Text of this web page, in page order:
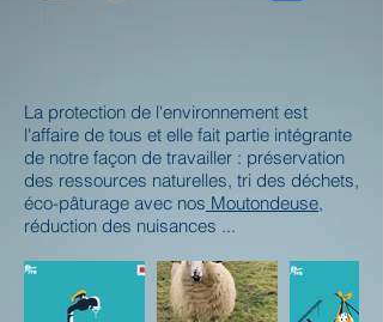
La protection de l'environnement est
l'affaire de tous et elle fait partie intégrante
de notre façon de travailler : préservation
des ressources naturelles, tri des déchets,
éco-pâturage avec nos Moutondeuse,
réduction des nuisances ...